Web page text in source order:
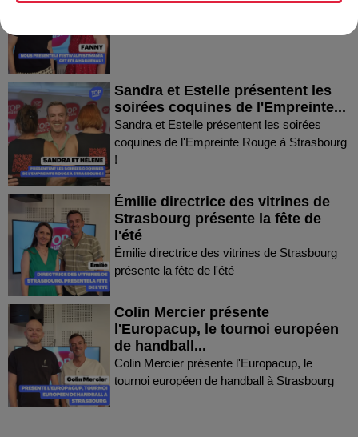
Sandra et Estelle présentent les
soirées coquines de l'Empreinte...
Sandra et Estelle présentent les soirées
coquines de l'Empreinte Rouge à Strasbourg
!
Émilie directrice des vitrines de
Strasbourg présente la fête de
l'été
Émilie directrice des vitrines de Strasbourg
présente la fête de l'été
Colin Mercier présente
l'Europacup, le tournoi européen
de handball...
Colin Mercier présente l'Europacup, le
tournoi européen de handball à Strasbourg